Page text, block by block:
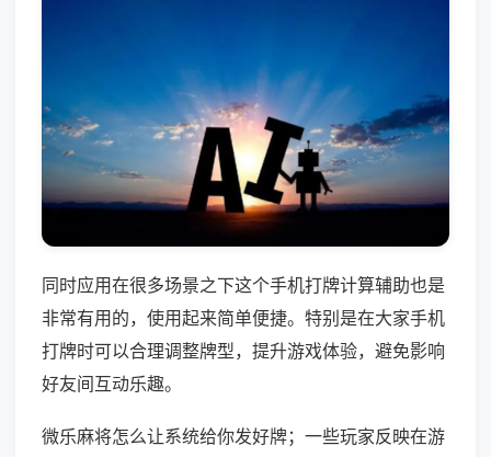
同时应用在很多场景之下这个手机打牌计算辅助也是
非常有用的，使用起来简单便捷。特别是在大家手机
打牌时可以合理调整牌型，提升游戏体验，避免影响
好友间互动乐趣。
微乐麻将怎么让系统给你发好牌；一些玩家反映在游